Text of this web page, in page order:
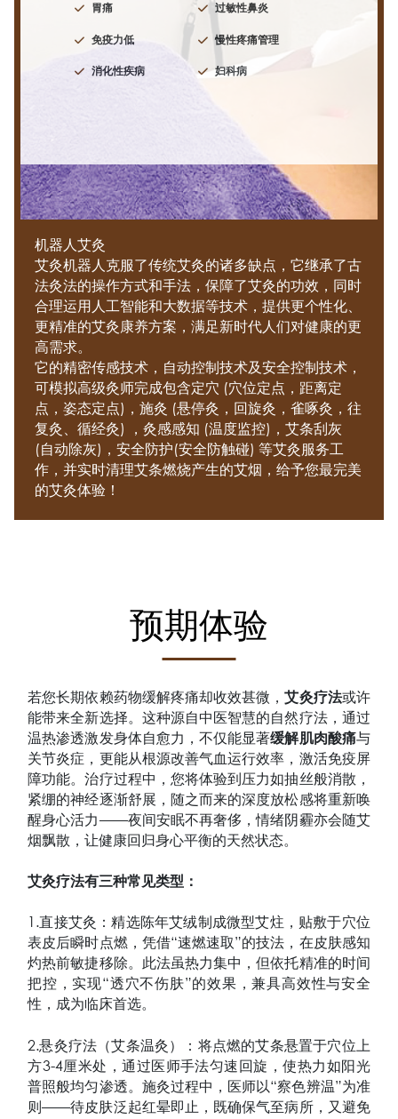
胃痛 过敏性鼻炎
免疫力低 慢性疼痛管理
消化性疾病 妇科病
机器人艾灸
艾灸机器人克服了传统艾灸的诸多缺点，它继承了古
法灸法的操作方式和手法，保障了艾灸的功效，同时
合理运用人工智能和大数据等技术，提供更个性化、
更精准的艾灸康养方案，满足新时代人们对健康的更
高需求。
它的精密传感技术，自动控制技术及安全控制技术，
可模拟高级灸师完成包含定穴 (穴位定点，距离定
点，姿态定点)，施灸 (悬停灸，回旋灸，雀啄灸，往
复灸、循经灸) ，灸感感知 (温度监控)，艾条刮灰
(自动除灰)，安全防护(安全防触碰) 等艾灸服务工
作，并实时清理艾条燃烧产生的艾烟，给予您最完美
的艾灸体验！
预期体验
若您长期依赖药物缓解疼痛却收效甚微，艾灸疗法或许
能带来全新选择。这种源自中医智慧的自然疗法，通过
温热渗透激发身体自愈力，不仅能显著缓解肌肉酸痛与
关节炎症，更能从根源改善气血运行效率，激活免疫屏
障功能。治疗过程中，您将体验到压力如抽丝般消散，
紧绷的神经逐渐舒展，随之而来的深度放松感将重新唤
醒身心活力——夜间安眠不再奢侈，情绪阴霾亦会随艾
烟飘散，让健康回归身心平衡的天然状态。
艾灸疗法有三种常见类型：
1.直接艾灸：精选陈年艾绒制成微型艾炷，贴敷于穴位
表皮后瞬时点燃，凭借“速燃速取”的技法，在皮肤感知
灼热前敏捷移除。此法虽热力集中，但依托精准的时间
把控，实现“透穴不伤肤”的效果，兼具高效性与安全
性，成为临床首选。
2.悬灸疗法（艾条温灸）：将点燃的艾条悬置于穴位上
方3-4厘米处，通过医师手法匀速回旋，使热力如阳光
普照般均匀渗透。施灸过程中，医师以“察色辨温”为准
则——待皮肤泛起红晕即止，既确保气至病所，又避免